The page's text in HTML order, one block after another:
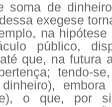
soma de
exegese
na
público,
que, na futura
tendo-
o que, por